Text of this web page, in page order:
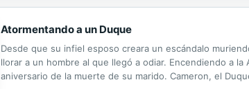
Atormentando a un Duque
Desde que su infiel esposo creara un escándalo
llorar a un hombre al que llegó a odiar. Encendiendo a
aniversario de la muerte de su marido. Cameron, el